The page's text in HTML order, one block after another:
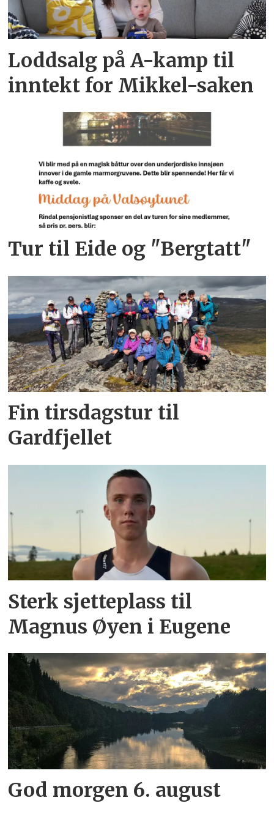
Loddsalg på A-kamp til
inntekt for Mikkel-saken
Tur til Eide og "Bergtatt"
Fin tirsdagstur til
Gardfjellet
Sterk sjetteplass til
Magnus Øyen i Eugene
God morgen 6. august